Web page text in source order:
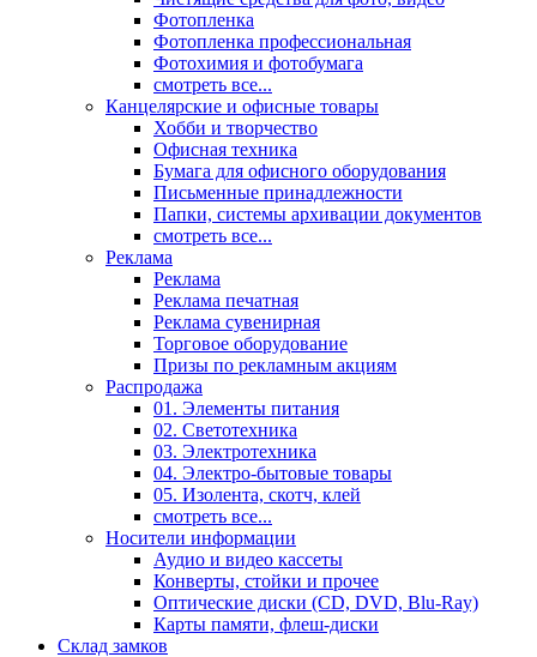
Фотопленка
Фотопленка профессиональная
Фотохимия и фотобумага
смотреть все...
Канцелярские и офисные товары
Хобби и творчество
Офисная техника
Бумага для офисного оборудования
Письменные принадлежности
Папки, системы архивации документов
смотреть все...
Реклама
Реклама
Реклама печатная
Реклама сувенирная
Торговое оборудование
Призы по рекламным акциям
Распродажа
01. Элементы питания
02. Светотехника
03. Электротехника
04. Электро-бытовые товары
05. Изолента, скотч, клей
смотреть все...
Носители информации
Аудио и видео кассеты
Конверты, стойки и прочее
Оптические диски (CD, DVD, Blu-Ray)
Карты памяти, флеш-диски
Склад замков